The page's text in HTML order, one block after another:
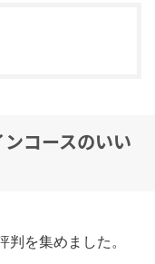
コースのいい
を集めました。